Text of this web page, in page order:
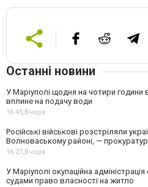
Останні новини
У Маріуполі щодня на чотири години
вплине на подачу води
16:45,Вчора
Російські військові розстріляли
Волноваському районі, —
16:27,Вчора
У Маріуполі окупаційна
судами право власності на житло